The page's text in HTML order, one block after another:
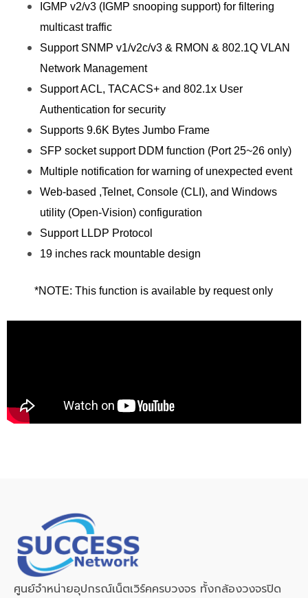
IGMP v2/v3 (IGMP snooping support) for filtering
multicast traffic
Support SNMP v1/v2c/v3 & RMON & 802.1Q VLAN
Network Management
Support ACL, TACACS+ and 802.1x User
Authentication for security
Supports 9.6K Bytes Jumbo Frame
SFP socket support DDM function (Port 25~26 only)
Multiple notification for warning of unexpected event
Web-based ,Telnet, Console (CLI), and Windows
utility (Open-Vision) configuration
Support LLDP Protocol
19 inches rack mountable design
*NOTE: This function is available by request only
ศูนย์จำหน่ายอุปกรณ์เน็ตเวิร์คครบวงจร ทั้งกล้องวงจรปิด